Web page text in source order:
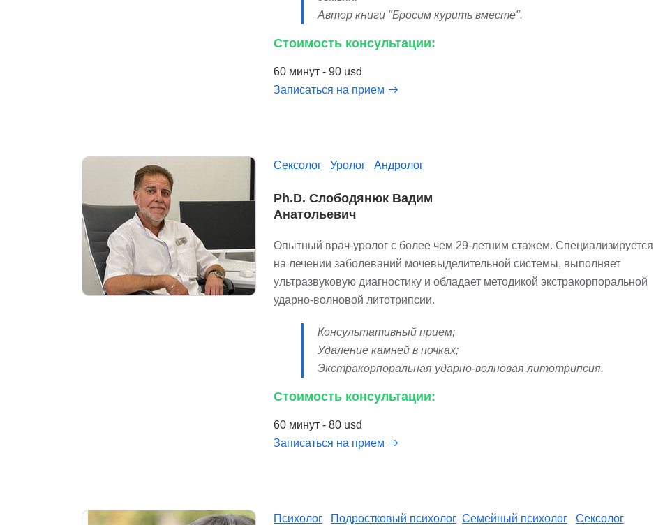
Автор книги "Бросим курить вместе".
Стоимость консультации:
60 минут - 90 usd
Записаться на прием
Сексолог Уролог Андролог
Ph.D. Слободянюк Вадим
Анатольевич
Опытный врач-уролог с более чем 29-летним стажем. Специализируется
на лечении заболеваний мочевыделительной системы, выполняет
ультразвуковую диагностику и обладает методикой экстракорпоральной
ударно-волновой литотрипсии.
Консультативный прием;
Удаление камней в почках;
Экстракорпоральная ударно-волновая литотрипсия.
Стоимость консультации:
60 минут - 80 usd
Записаться на прием
Психолог Подростковый психолог Семейный психолог Сексолог